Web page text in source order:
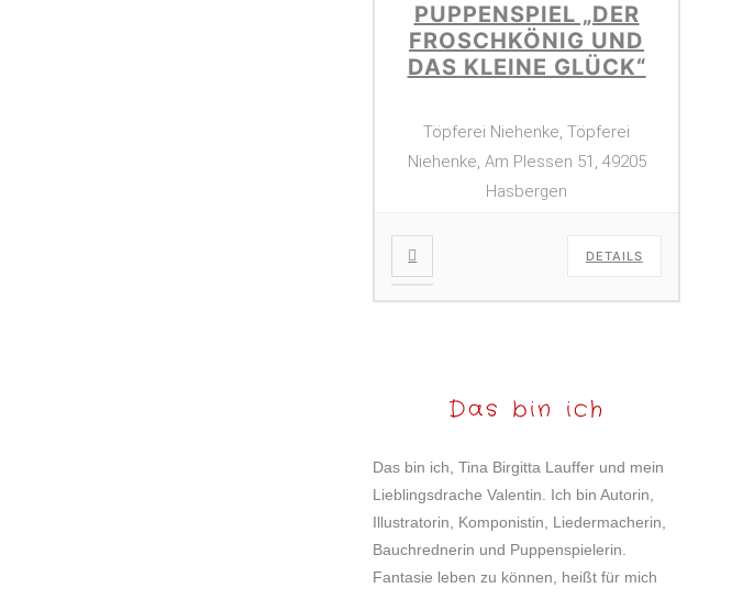
PUPPENSPIEL „DER
FROSCHKÖNIG UND
DAS KLEINE GLÜCK“
Töpferei Niehenke, Töpferei
Niehenke, Am Plessen 51, 49205
Hasbergen
DETAILS
Das bin ich
Das bin ich, Tina Birgitta Lauffer und mein
Lieblingsdrache Valentin. Ich bin Autorin,
Illustratorin, Komponistin, Liedermacherin,
Bauchrednerin und Puppenspielerin.
Fantasie leben zu können, heißt für mich